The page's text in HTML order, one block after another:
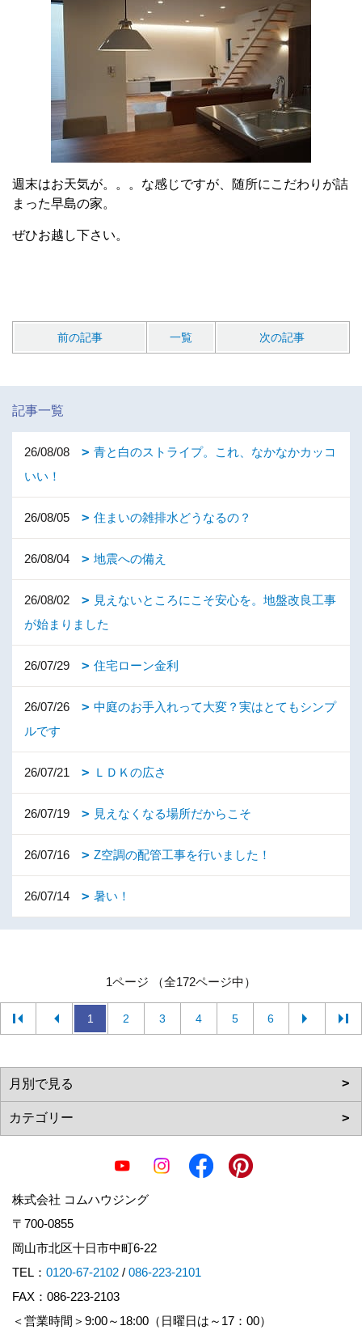
週末はお天気が。。。な感じですが、随所にこだわりが詰
まった早島の家。
ぜひお越し下さい。
前の記事 一覧 次の記事
記事一覧
26/08/08
青と白のストライプ。これ、なかなかカッコ
いい！
26/08/05 住まいの雑排水どうなるの？
26/08/04 地震への備え
26/08/02
見えないところにこそ安心を。地盤改良工事
が始まりました
26/07/29 住宅ローン金利
26/07/26
中庭のお手入れって大変？実はとてもシンプ
ルです
26/07/21 ＬＤＫの広さ
26/07/19 見えなくなる場所だからこそ
26/07/16 Z空調の配管工事を行いました！
26/07/14 暑い！
1ページ （全172ページ中）
1 2 3 4 5 6
株式会社 コムハウジング
〒700-0855
岡山市北区十日市中町6-22
TEL： 0120-67-2102 / 086-223-2101
FAX：086-223-2103
＜営業時間＞9:00～18:00（日曜日は～17：00）